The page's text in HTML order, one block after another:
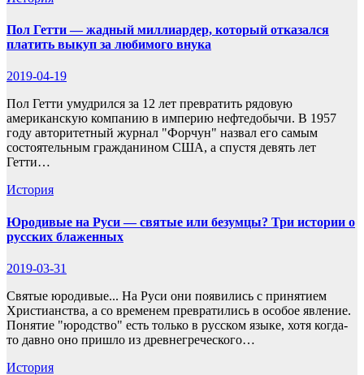
Пол Гетти — жадный миллиардер, который отказался
платить выкуп за любимого внука
2019-04-19
Пол Гетти умудрился за 12 лет превратить рядовую
американскую компанию в империю нефтедобычи. В 1957
году авторитетный журнал "Форчун" назвал его самым
состоятельным гражданином США, а спустя девять лет
Гетти…
История
Юродивые на Руси — святые или безумцы? Три истории о
русских блаженных
2019-03-31
Святые юродивые... На Руси они появились с принятием
Христианства, а со временем превратились в особое явление.
Понятие "юродство" есть только в русском языке, хотя когда-
то давно оно пришло из древнегреческого…
История